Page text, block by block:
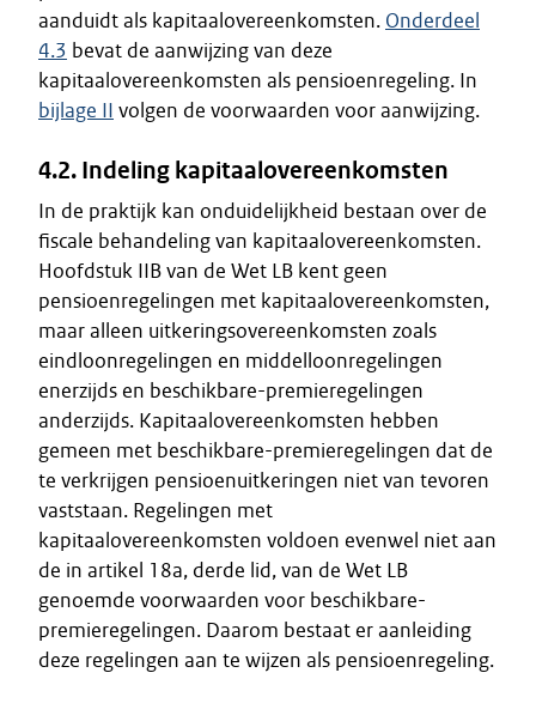
aanduidt als kapitaalovereenkomsten. Onderdeel
4.3 bevat de aanwijzing van deze
kapitaalovereenkomsten als pensioenregeling. In
bijlage II volgen de voorwaarden voor aanwijzing.
4.2. Indeling kapitaalovereenkomsten
In de praktijk kan onduidelijkheid bestaan over de
fiscale behandeling van kapitaalovereenkomsten.
Hoofdstuk IIB van de Wet LB kent geen
pensioenregelingen met kapitaalovereenkomsten,
maar alleen uitkeringsovereenkomsten zoals
eindloonregelingen en middelloonregelingen
enerzijds en beschikbare-premieregelingen
anderzijds. Kapitaalovereenkomsten hebben
gemeen met beschikbare-premieregelingen dat de
te verkrijgen pensioenuitkeringen niet van tevoren
vaststaan. Regelingen met
kapitaalovereenkomsten voldoen evenwel niet aan
de in artikel 18a, derde lid, van de Wet LB
genoemde voorwaarden voor beschikbare-
premieregelingen. Daarom bestaat er aanleiding
deze regelingen aan te wijzen als pensioenregeling.